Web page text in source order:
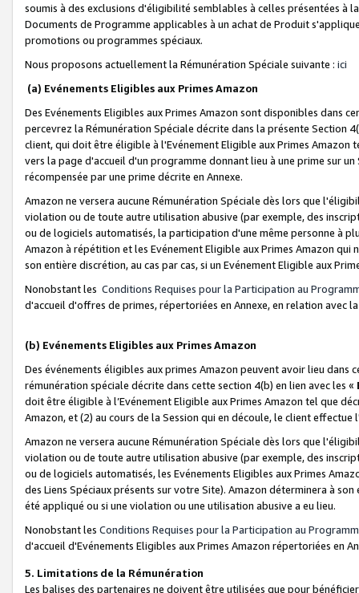
soumis à des exclusions d'éligibilité semblables à celles présentées à
Documents de Programme applicables à un achat de Produit
promotions ou programmes spéciaux.
Nous proposons actuellement la Rémunération Spéciale suivante : ici
(a) Evénements Eligibles aux Primes Amazon
Des Evénements Eligibles aux Primes Amazon sont disponibles dans
percevrez la Rémunération Spéciale décrite dans la présente Section
client, qui doit être éligible à l'Evénement Eligible aux Primes Amazon
vers la page d'accueil d'un programme donnant lieu à une prime sur
récompensée par une prime décrite en Annexe.
Amazon ne versera aucune Rémunération Spéciale dès lors que
violation ou de toute autre utilisation abusive (par exemple, des
ou de logiciels automatisés, la participation d'une même personne à
Amazon à répétition et les Evénement Eligible aux Primes Amazon qui
son entière discrétion, au cas par cas, si un Evénement Eligible aux
Nonobstant les Conditions Requises pour la Participation au
d'accueil d'offres de primes, répertoriées en Annexe, en relation avec
(b) Evénements Eligibles aux Primes Amazon
Des événements éligibles aux primes Amazon peuvent avoir lieu dans
rémunération spéciale décrite dans cette section 4(b) en lien avec les «
doit être éligible à l’Evénement Eligible aux Primes Amazon tel que
Amazon, et (2) au cours de la Session qui en découle, le client
Amazon ne versera aucune Rémunération Spéciale dès lors que
violation ou de toute autre utilisation abusive (par exemple, des
ou de logiciels automatisés, les Evénements Eligibles aux Primes
des Liens Spéciaux présents sur votre Site). Amazon déterminera à
été appliqué ou si une violation ou une utilisation abusive a eu lieu.
Nonobstant les Conditions Requises pour la Participation au
d'accueil d'Evénements Eligibles aux Primes Amazon répertoriées en
5. Limitations de la Rémunération
Les balises des partenaires ne doivent être utilisées que pour